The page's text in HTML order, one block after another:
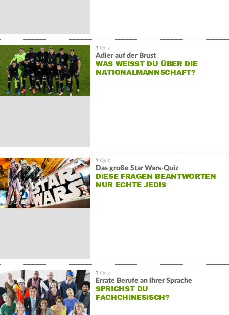
Adler auf der Brust
WAS WEISST DU ÜBER DIE N
ATIONALMANNSCHAFT?
Das große Star Wars-Quiz
DIESE FRAGEN BEANTWORTEN
NUR ECHTE JEDIS
Errate Berufe an ihrer Sprache
SPRICHST DU
FACHCHINESISCH?